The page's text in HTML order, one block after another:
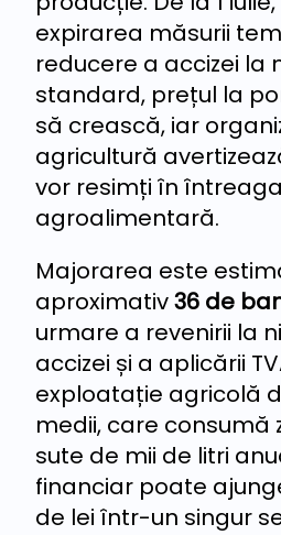
expirarea măsurii
reducere a accizei la
standard, prețul la
să crească, iar
agricultură
vor resimți în
agroalimentară.
Majorarea este
aproximativ36 de
urmare a revenirii la
accizei și a aplicării
exploatație agricolă
medii, care consumă
sute de mii de litri
financiar poate
de lei într-un singur